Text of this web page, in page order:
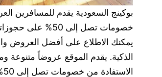
بوكينج السعودية يقدم للمسافرين
خصومات تصل إلى 50% على حجوزاتك بسهولة ويسر عبر منصة بوكينج السعودية.
يمكنك الاطلاع على أفضل العروض
الذكية. يقدم الموقع عروضاً متنوعة